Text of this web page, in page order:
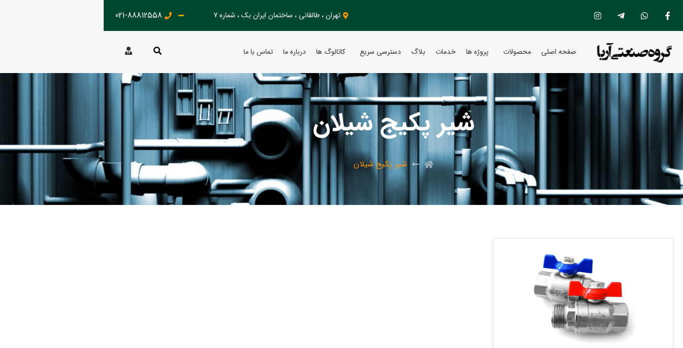
تهران ، طالقانی ، ساختمان ایران بک ، شماره 7 021-88812558
صفحه اصلی محصولات پروژه ها خدمات بلاگ دسترسی سریع کاتالوگ ها درباره ما تماس با ما
شیر پکیج شیلان
شیر پکیج شیلان